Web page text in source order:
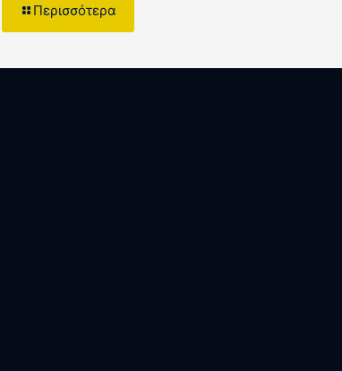
Περισσότερα